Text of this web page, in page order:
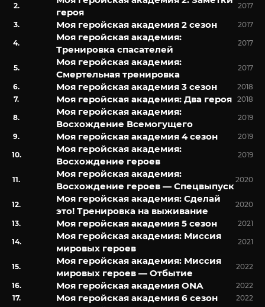
героя
2017
Моя геройская академия 2 сезон 2017
Моя геройская академия:
Тренировка спасателей
2017
Моя геройская академия:
Смертельная тренировка
2017
Моя геройская академия 3 сезон 2018
Моя геройская академия: Два героя 2018
Моя геройская академия:
Восхождение Всемогущего
2019
Моя геройская академия 4 сезон 2019
Моя геройская академия:
Восхождение героев
2019
Моя геройская академия:
Восхождение героев — Спецвыпуск
2020
Моя геройская академия: Сделай
это! Тренировка на выживание
2020
Моя геройская академия 5 сезон 2021
Моя геройская академия: Миссия
мировых героев
2021
Моя геройская академия: Миссия
мировых героев — Отбытие
2022
Моя геройская академия ONA 2022
Моя геройская академия 6 сезон 2022